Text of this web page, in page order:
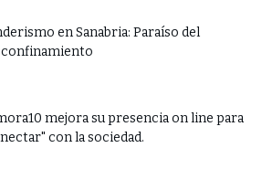
en Sanabria: Paraíso del
mejora su presencia on line para
con la sociedad.